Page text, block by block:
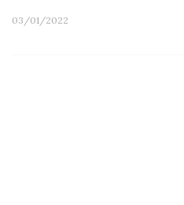
03/01/2022